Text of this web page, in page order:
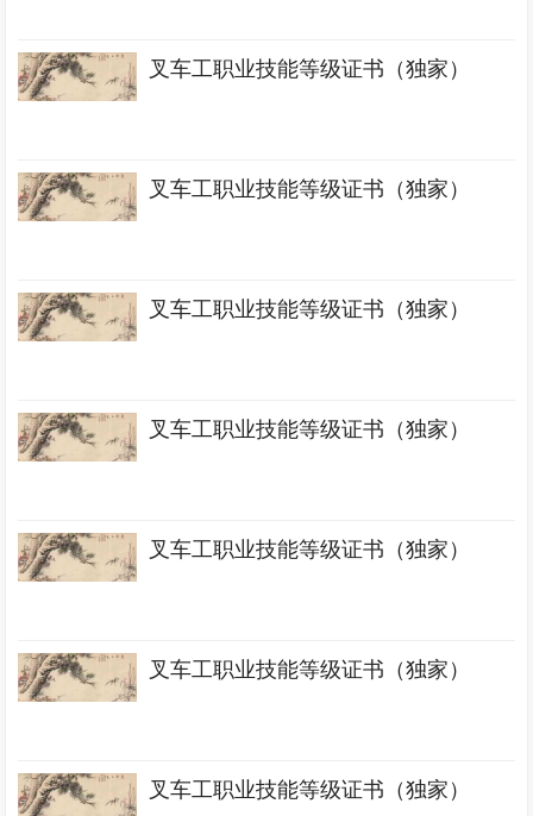
叉车工职业技能等级证书（独家）
叉车工职业技能等级证书（独家）
叉车工职业技能等级证书（独家）
叉车工职业技能等级证书（独家）
叉车工职业技能等级证书（独家）
叉车工职业技能等级证书（独家）
叉车工职业技能等级证书（独家）